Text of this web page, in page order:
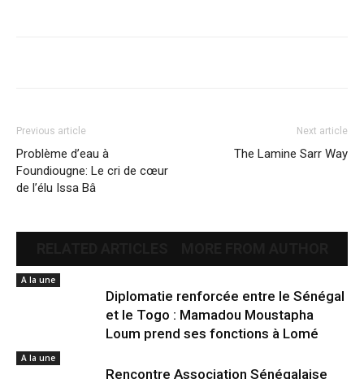
Previous article
Problème d’eau à
Foundiougne: Le cri de cœur
de l’élu Issa Bâ
Next article
The Lamine Sarr Way
A la une
Diplomatie renforcée entre le Sénégal
et le Togo : Mamadou Moustapha
Loum prend ses fonctions à Lomé
A la une
Rencontre Association Sénégalaise